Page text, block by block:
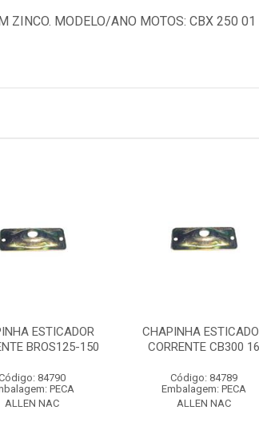
ZINCO. MODELO/ANO MOTOS: CBX 250 01
ESTICADOR
BROS125-150
84790
PECA
ALLEN NAC
CHAPINHA
CORRENTE CB300 16
Código: 84789
Embalagem: PECA
ALLEN NAC